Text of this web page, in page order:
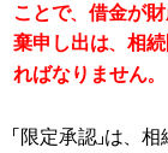
ことで、借金が
棄申し出は、相
ればなりません。
「限定承認」は、